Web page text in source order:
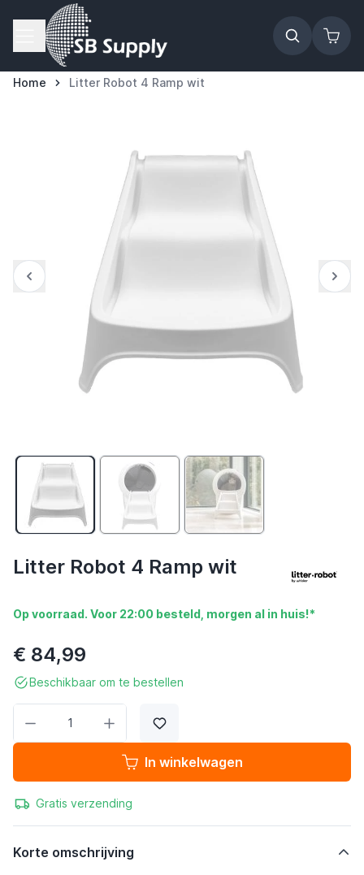
Ga naar de inhoud
Home Litter Robot 4 Ramp wit
Litter Robot 4 Ramp wit
Op voorraad. Voor 22:00 besteld, morgen al in huis!*
€ 84,99
Beschikbaar om te bestellen
In winkelwagen
Gratis verzending
Korte omschrijving